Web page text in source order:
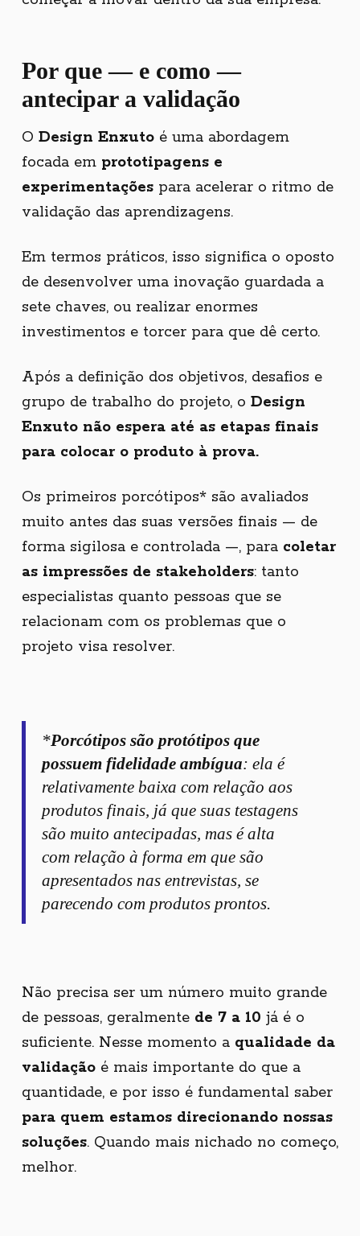
Por que—e como—
antecipar a validação
O Design Enxutoé uma abordagem
focada em prototipagens e
experimentaçõespara acelerar o ritmo de
validação das aprendizagens.
Em termos práticos, isso significa o oposto
de desenvolver uma inovação guardada a
sete chaves, ou realizar enormes
investimentos e torcer para que dê certo.
Após a definição dos objetivos, desafios e
grupo de trabalho do projeto, o Design
Enxuto não espera até as etapas finais
para colocar o produto à prova.
Os primeiros porcótipos* são avaliados
muito antes das suas versões finais — de
forma sigilosa e controlada —, para coletar
as impressões de stakeholders: tanto
especialistas quanto pessoas que se
relacionam com os problemas que o
projeto visa resolver.
*Porcótipos são protótipos que
possuem fidelidade ambígua: ela é
relativamente baixa com relação aos
produtos finais, já que suas testagens
são muito antecipadas, mas é alta
com relação à forma em que são
apresentados nas entrevistas, se
parecendo com produtos prontos.
Não precisa ser um número muito grande
de pessoas, geralmente de 7 a 10 já é o
suficiente. Nesse momento a qualidade da
validaçãoé mais importante do que a
quantidade, e por isso é fundamental saber
para quem estamos direcionando nossas
soluções. Quando mais nichado no começo,
melhor.